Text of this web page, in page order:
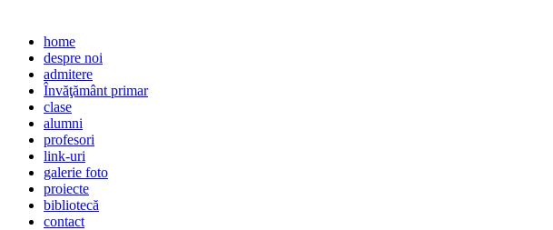
home
despre noi
admitere
Învăţământ primar
clase
alumni
profesori
link-uri
galerie foto
proiecte
bibliotecă
contact